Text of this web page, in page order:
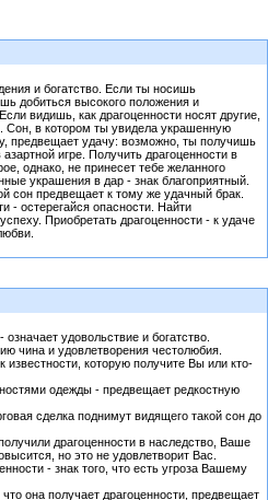
и богатство. Если ты носишь
добиться высокого положения и
видишь, как драгоценности носят другие,
Сон, в котором ты увидела украшенную
предвещает удачу: возможно, ты получишь
игре. Получить драгоценности в
однако, не принесет тебе желанного
украшения в дар - знак благоприятный.
сон предвещает к тому же удачный брак.
- остерегайся опасности. Найти
Приобретать драгоценности - к удаче
удовольствие и богатство.
чина и удовлетворения честолюбия.
известности, которую получите Вы или кто-
одежды - предвещает редкостную
сделка поднимут видящего такой сон до
драгоценности в наследство, Ваше
но это не удовлетворит Вас.
- знак того, что есть угроза Вашему
она получает драгоценности, предвещает